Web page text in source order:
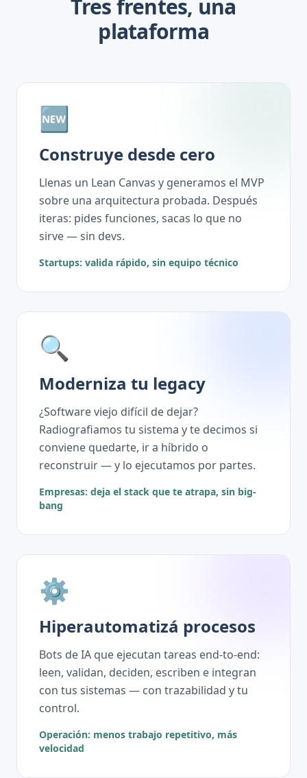
Tres frentes, una
plataforma
🆕
Construye desde cero
Llenas un Lean Canvas y generamos el MVP
sobre una arquitectura probada. Después
iteras: pides funciones, sacas lo que no
sirve — sin devs.
Startups: valida rápido, sin equipo técnico
🔍
Moderniza tu legacy
¿Software viejo difícil de dejar?
Radiografiamos tu sistema y te decimos si
conviene quedarte, ir a híbrido o
reconstruir — y lo ejecutamos por partes.
Empresas: deja el stack que te atrapa, sin big-
bang
⚙️
Hiperautomatizá procesos
Bots de IA que ejecutan tareas end-to-end:
leen, validan, deciden, escriben e integran
con tus sistemas — con trazabilidad y tu
control.
Operación: menos trabajo repetitivo, más
velocidad